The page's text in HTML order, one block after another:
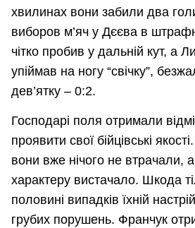
хвилинах вони забили два
виборов м’яч у Дєєва в
чітко пробив у дальній кут, а
упіймав на ногу “свічку”,
дев’ятку – 0:2.
Господарі поля отримали
проявити свої бійцівські
вони вже нічого не втрачали,
характеру вистачало. Шкода
половині випадків їхній
грубих порушень. Франчук